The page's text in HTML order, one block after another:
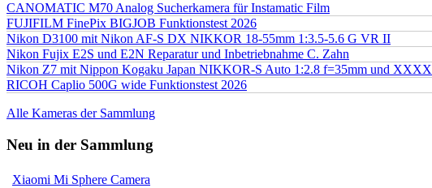
CANOMATIC M70 Analog Sucherkamera für Instamatic Film
FUJIFILM FinePix BIGJOB Funktionstest 2026
Nikon D3100 mit Nikon AF-S DX NIKKOR 18-55mm 1:3.5-5.6 G VR II
Nikon Fujix E2S und E2N Reparatur und Inbetriebnahme C. Zahn
Nikon Z7 mit Nippon Kogaku Japan NIKKOR-S Auto 1:2.8 f=35mm und XXXX
RICOH Caplio 500G wide Funktionstest 2026
Alle Kameras der Sammlung
Neu in der Sammlung
Xiaomi Mi Sphere Camera